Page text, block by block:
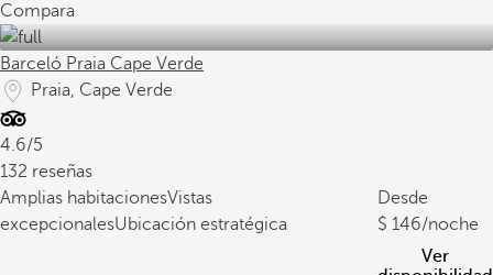
Compara
Barceló Praia Cape Verde
Praia, Cape Verde
4.6/5
132 reseñas
Amplias habitacionesVistas
excepcionalesUbicación estratégica
Desde
146/noche
Ver